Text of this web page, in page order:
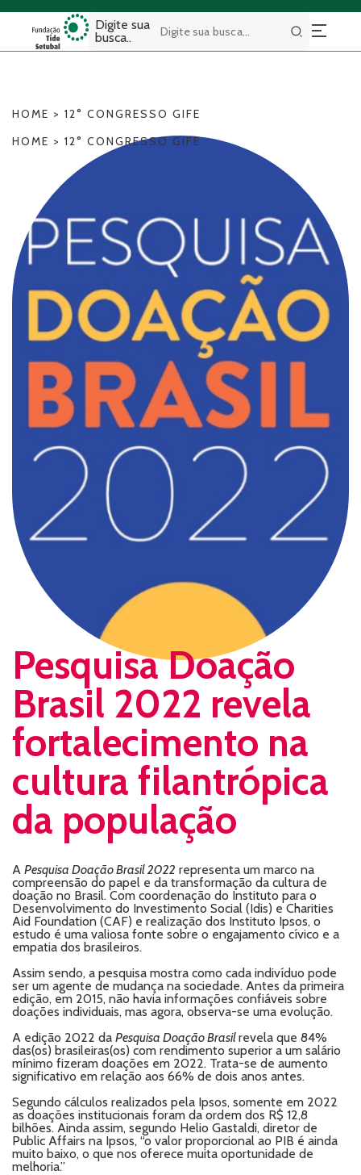
Digite sua
busca..
Buscar
HOME > 12° CONGRESSO GIFE
HOME > 12° CONGRESSO GIFE
Pesquisa Doação
Brasil 2022 revela
fortalecimento na
cultura filantrópica
da população
A Pesquisa Doação Brasil 2022 representa um marco na
compreensão do papel e da transformação da cultura de
doação no Brasil. Com coordenação do Instituto para o
Desenvolvimento do Investimento Social (Idis) e Charities
Aid Foundation (CAF) e realização dos Instituto Ipsos, o
estudo é uma valiosa fonte sobre o engajamento cívico e a
empatia dos brasileiros.
Assim sendo, a pesquisa mostra como cada indivíduo pode
ser um agente de mudança na sociedade. Antes da primeira
edição, em 2015, não havia informações confiáveis sobre
doações individuais, mas agora, observa-se uma evolução.
A edição 2022 da Pesquisa Doação Brasilrevela que 84%
das(os) brasileiras(os) com rendimento superior a um salário
mínimo fizeram doações em 2022. Trata-se de aumento
significativo em relação aos 66% de dois anos antes.
Segundo cálculos realizados pela Ipsos, somente em 2022
as doações institucionais foram da ordem dos R$ 12,8
bilhões. Ainda assim, segundo Helio Gastaldi, diretor de
Public Affairs na Ipsos, “o valor proporcional ao PIB é ainda
muito baixo, o que nos oferece muita oportunidade de
melhoria.”